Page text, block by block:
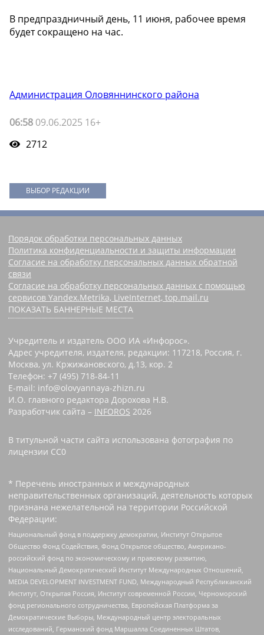
В предпраздничный день, 11 июня, рабочее время
будет сокращено на час.
Администрация Оловяннинского района
06:58 09.06.2025 16+
2712
ВЫБОР РЕДАКЦИИ
Порядок обработки персональных данных
Политика конфиденциальности и защиты информации
Согласие на обработку персональных данных обратной
связи
Согласие на обработку персональных данных с помощью
сервисов Yandex.Metrika, LiveInternet, top.mail.ru
ПОКАЗАТЬ БАННЕРНЫЕ МЕСТА
Учредитель и издатель ООО ИА «Инфорос».
Адрес учредителя, издателя, редакции: 117218, Россия, г.
Москва, ул. Кржижановского, д.13, кор. 2
Телефон: +7 (495) 718-84-11
E-mail: info@olovyannaya-zhizn.ru
И.О. главного редактора Дорохова Н.В.
Разработчик сайта – INFOROS 2026
В титульной части сайта использована фотография по
лицензии CC0 ‌
* Перечень иностранных и международных
неправительственных организаций, деятельность которых
признана нежелательной на территории Российской
Федерации:
Национальный фонд в поддержку демократии, Институт Открытое
Общество Фонд Содействия, Фонд Открытое общество, Американо-
российский фонд по экономическому и правовому развитию,
Национальный Демократический Институт Международных Отношений,
MEDIA DEVELOPMENT INVESTMENT FUND, Международный Республиканский
Институт, Открытая Россия, Институт современной России, Черноморский
фонд регионального сотрудничества, Европейская Платформа за
Демократические Выборы, Международный центр электоральных
исследований, Германский фонд Маршалла Соединенных Штатов,